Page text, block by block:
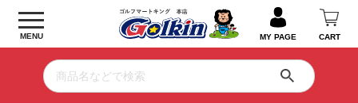
MENU MY PAGE CART